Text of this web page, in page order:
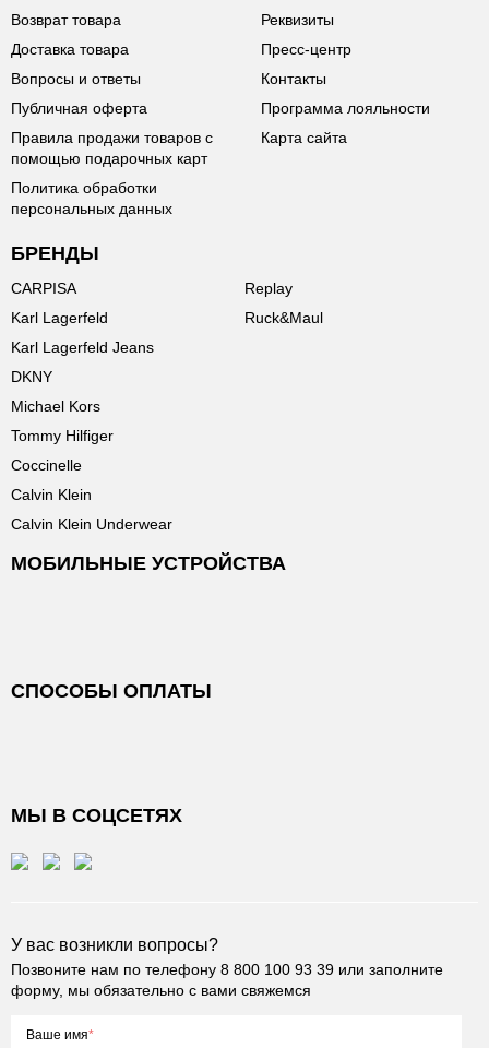
Возврат товара
Доставка товара
Вопросы и ответы
Публичная оферта
Правила продажи товаров с
помощью подарочных карт
Политика обработки
персональных данных
Реквизиты
Пресс-центр
Контакты
Программа лояльности
Карта сайта
БРЕНДЫ
CARPISA
Karl Lagerfeld
Karl Lagerfeld Jeans
DKNY
Michael Kors
Tommy Hilfiger
Coccinelle
Calvin Klein
Calvin Klein Underwear
Replay
Ruck&Maul
МОБИЛЬНЫЕ УСТРОЙСТВА
СПОСОБЫ ОПЛАТЫ
МЫ В СОЦСЕТЯХ
У вас возникли вопросы?
Позвоните нам по телефону 8 800 100 93 39 или заполните
форму, мы обязательно с вами свяжемся
Ваше имя